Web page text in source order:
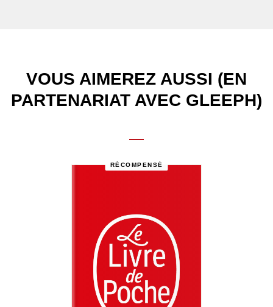
VOUS AIMEREZ AUSSI (EN
PARTENARIAT AVEC GLEEPH)
RÉCOMPENSÉ